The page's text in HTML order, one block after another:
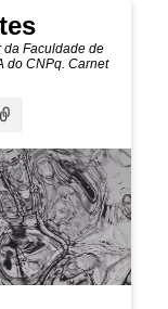
da Faculdade de
do CNPq. Carnet